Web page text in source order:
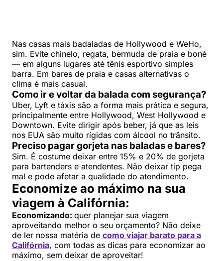
Nas casas mais badaladas de Hollywood e WeHo,
sim. Evite chinelo, regata, bermuda de praia e boné
— em alguns lugares até tênis esportivo simples
barra. Em bares de praia e casas alternativas o
clima é mais casual.
Como ir e voltar da balada com segurança?
Uber, Lyft e táxis são a forma mais prática e segura,
principalmente entre Hollywood, West Hollywood e
Downtown. Evite dirigir após beber, já que as leis
nos EUA são muito rígidas com álcool no trânsito.
Preciso pagar gorjeta nas baladas e bares?
Sim. É costume deixar entre 15% e 20% de gorjeta
para bartenders e atendentes. Não deixar tip pega
mal e pode afetar a qualidade do atendimento.
Economize ao máximo na sua
viagem à Califórnia:
Economizando: quer planejar sua viagem
aproveitando melhor o seu orçamento? Não deixe
de ler nossa matéria de como viajar barato para a
Califórnia, com todas as dicas para economizar ao
máximo, sem deixar de aproveitar!